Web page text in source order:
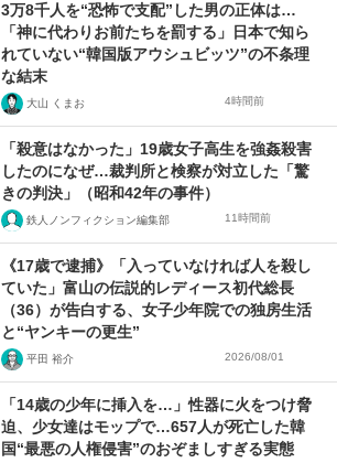
3万8千人を“恐怖で支配”した男の正体は…
「神に代わりお前たちを罰する」日本で知ら
れていない“韓国版アウシュビッツ”の不条理
な結末
大山 くまお 4時間前
「殺意はなかった」19歳女子高生を強姦殺害
したのになぜ…裁判所と検察が対立した「驚
きの判決」（昭和42年の事件）
鉄人ノンフィクション編集部 11時間前
《17歳で逮捕》「入っていなければ人を殺し
ていた」富山の伝説的レディース初代総長
（36）が告白する、女子少年院での独房生活
と“ヤンキーの更生”
平田 裕介 2026/08/01
「14歳の少年に挿入を…」性器に火をつけ脅
迫、少女達はモップで…657人が死亡した韓
国“最悪の人権侵害”のおぞましすぎる実態